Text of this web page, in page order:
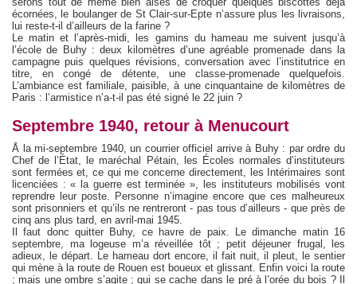
écornées, le boulanger de St Clair-sur-Epte n’assure plus les livraisons,
lui reste-t-il d’ailleurs de la farine ?
Le matin et l’après-midi, les gamins du hameau me suivent jusqu’à
l’école de Buhy : deux kilomètres d’une agréable promenade dans la
campagne puis quelques révisions, conversation avec l’institutrice en
titre, en congé de détente, une classe-promenade quelquefois.
L’ambiance est familiale, paisible, à une cinquantaine de kilomètres de
Paris : l’armistice n’a-t-il pas été signé le 22 juin ?
Septembre 1940, retour à Menucourt
Å la mi-septembre 1940, un courrier officiel arrive à Buhy : par ordre du
Chef de l’État, le maréchal Pétain, les Écoles normales d’instituteurs
sont fermées et, ce qui me concerne directement, les Intérimaires sont
licenciées : « la guerre est terminée », les instituteurs mobilisés vont
reprendre leur poste. Personne n’imagine encore que ces malheureux
sont prisonniers et qu’ils ne rentreront - pas tous d’ailleurs - que près de
cinq ans plus tard, en avril-mai 1945.
Il faut donc quitter Buhy, ce havre de paix. Le dimanche matin 16
septembre, ma logeuse m’a réveillée tôt ; petit déjeuner frugal, les
adieux, le départ. Le hameau dort encore, il fait nuit, il pleut, le sentier
qui mène à la route de Rouen est boueux et glissant. Enfin voici la route
; mais une ombre s’agite ; qui se cache dans le pré à l’orée du bois ? Il